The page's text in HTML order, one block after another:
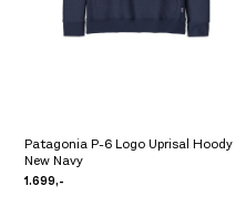
Patagonia P-6 Logo Uprisal Hoody
New Navy
1.699,-